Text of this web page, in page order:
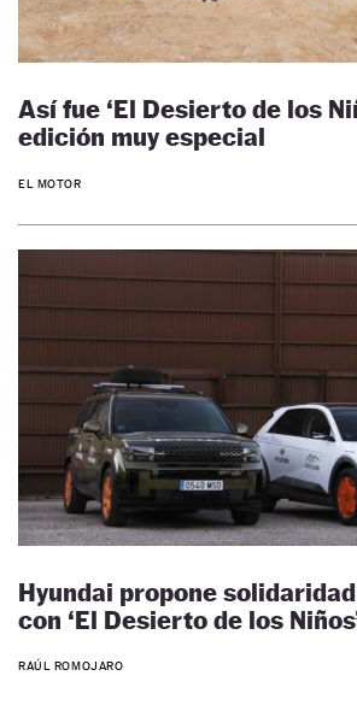
Así fue ‘El Desierto de los
edición muy especial
EL MOTOR
Hyundai propone
con ‘El Desierto de los
RAÚL ROMOJARO